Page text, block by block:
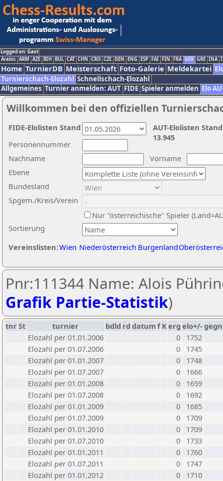
Logged on: Gast
Arabic ARM AZE BIH BUL CAT CHN CRO CZE DEN ENG ESP FAI FIN FRA GER GRE INA
Home TurnierDB Meisterschaft Foto-Galerie Meldekartei
Turnierschach-Elozahl Schnellschach-Elozahl
Allgemeines Turnier anmelden: AUT FIDE Spieler anmelden Elo
Willkommen bei den offiziellen
Nachname
Vorname
Ebene
Sortierung
Personennummer
Bundesland
Spgem./Kreis/Verein
Nur "österreichische" Spieler
Vereinslisten:Wien Niederösterreich Burgenland
AUT-Elolisten
13.945
FIDE-Elolisten Stand
Pnr:111344 Name: Alois
Grafik Partie-Statistik)
tnrSt turnier bdld rd datumf Kerg elo+/-
Elozahl per 01.01.2006
0
1752
Elozahl per 01.07.2006
0
1745
Elozahl per 01.01.2007
0
1748
Elozahl per 01.07.2007
0
1666
Elozahl per 01.01.2008
0
1659
Elozahl per 01.07.2008
0
1692
Elozahl per 01.01.2009
0
1685
Elozahl per 01.07.2009
0
1709
Elozahl per 01.01.2010
0
1709
Elozahl per 01.07.2010
0
1733
Elozahl per 01.01.2011
0
1760
Elozahl per 01.07.2011
0
1747
Elozahl per 01.01.2012
0
1710